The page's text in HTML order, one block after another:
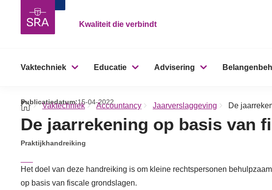
Kwaliteit die verbindt
Vaktechniek Educatie Advisering
Vaktechniek Accountancy Jaarverslaggeving De
Publicatiedatum:15-04-2022
De jaarrekening op basis van
Praktijkhandreiking
Het doel van deze handreiking is om kleine rechtspersonen
op basis van fiscale grondslagen.